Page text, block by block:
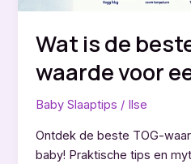
Wat is de
waarde voor
Baby Slaaptips / Ilse
Ontdek de beste TOG-
baby! Praktische tips en